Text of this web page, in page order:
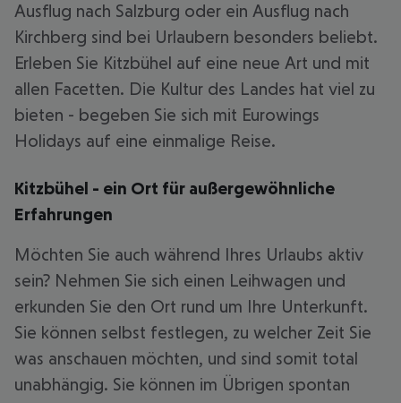
Ausflug nach Salzburg oder ein Ausflug nach
Kirchberg sind bei Urlaubern besonders beliebt.
Erleben Sie Kitzbühel auf eine neue Art und mit
allen Facetten. Die Kultur des Landes hat viel zu
bieten - begeben Sie sich mit Eurowings
Holidays auf eine einmalige Reise.
Kitzbühel - ein Ort für außergewöhnliche
Erfahrungen
Möchten Sie auch während Ihres Urlaubs aktiv
sein? Nehmen Sie sich einen Leihwagen und
erkunden Sie den Ort rund um Ihre Unterkunft.
Sie können selbst festlegen, zu welcher Zeit Sie
was anschauen möchten, und sind somit total
unabhängig. Sie können im Übrigen spontan